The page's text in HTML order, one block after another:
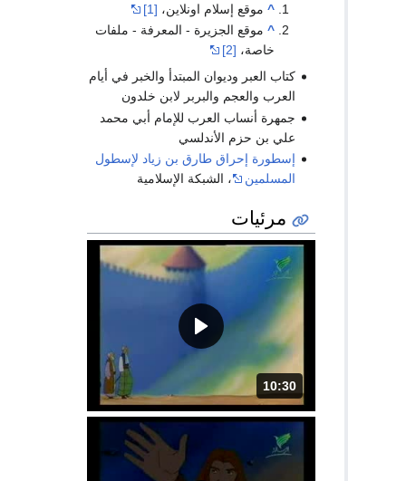
موقع إسلام اونلاين،[1]
موقع الجزيرة - المعرفة - ملفات
كتاب العبر وديوان المبتدأ والخبر في أيام
العرب والعجم والبربر لابن خلدون
جمهرة أنساب العرب للإمام أبي محمد
علي بن حزم الأندلسي
إسطورة إحراق طارق بن زياد لإسطول
، الشبكة الإسلامية
مرئيات
المدة: دقائق و 30 ثواني.